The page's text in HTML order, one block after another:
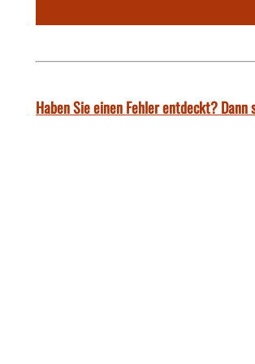
Haben Sie einen Fehler entdeckt? Dann